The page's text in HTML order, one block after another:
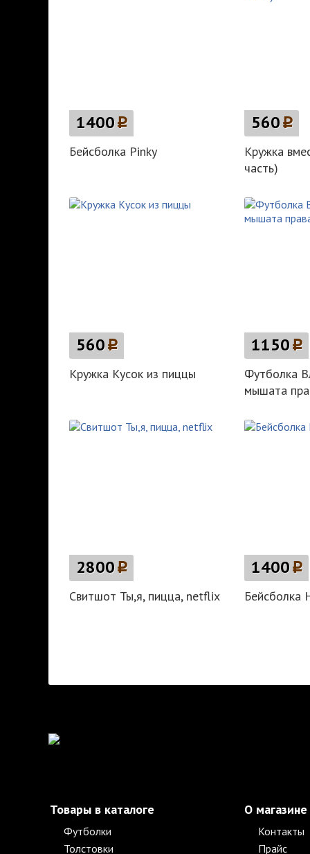
1400p
Бейсболка Pinky
560p
Кружка
часть)
560p
Кружка Кусок из пиццы
1150p
Футболка
мышата
2800p
Свитшот Ты,я, пицца, netflix
1400p
Бейсболка
Товары в каталоге
Футболки
Толстовки
О магазине
Контакты
Прайс